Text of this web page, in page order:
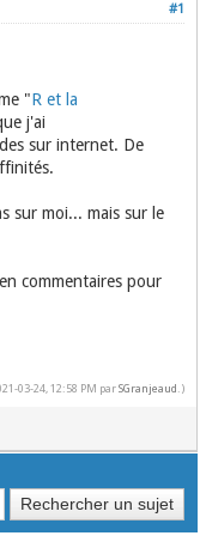
#1
"R et la
j'ai
sur internet. De
sur moi... mais sur le
commentaires pour
03-24, 12:58 PM parSGranjeaud .)